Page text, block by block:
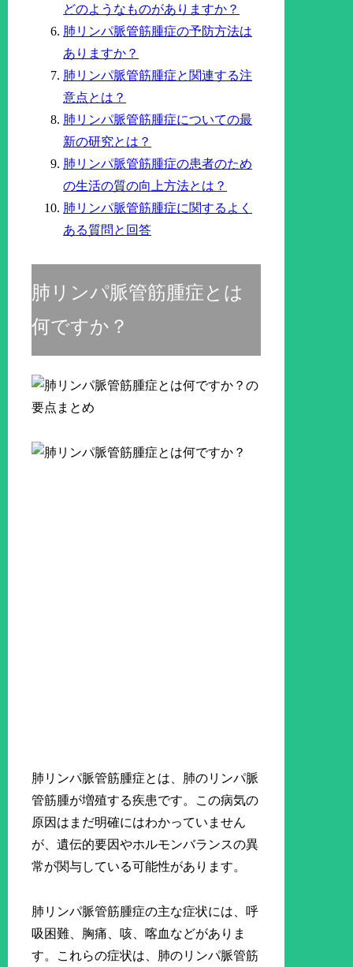
どのようなものがありますか？
肺リンパ脈管筋腫症の予防方法は
ありますか？
肺リンパ脈管筋腫症と関連する注
意点とは？
肺リンパ脈管筋腫症についての最
新の研究とは？
肺リンパ脈管筋腫症の患者のため
の生活の質の向上方法とは？
肺リンパ脈管筋腫症に関するよく
ある質問と回答
肺リンパ脈管筋腫症とは
何ですか？
肺リンパ脈管筋腫症とは、肺のリンパ脈
管筋腫が増殖する疾患です。この病気の
原因はまだ明確にはわかっていません
が、遺伝的要因やホルモンバランスの異
常が関与している可能性があります。
肺リンパ脈管筋腫症の主な症状には、呼
吸困難、胸痛、咳、喀血などがありま
す。これらの症状は、肺のリンパ脈管筋